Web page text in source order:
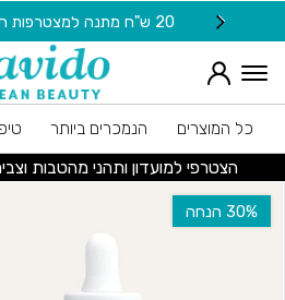
Skip to Content
20 ש"ח מתנה למצטרפות חדשות לניוזלטר
כל המוצרים הנמכרים ביותר
הצטרפי למועדון ותהני מהטבות
‫30% הנחה
בחזרה למעלה